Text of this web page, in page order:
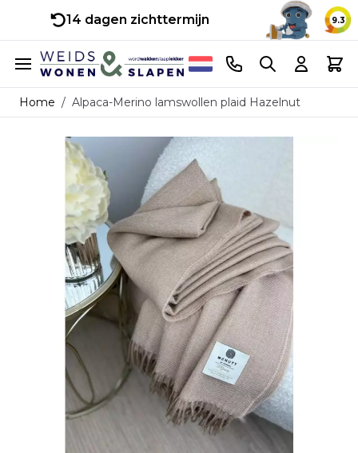
14 dagen zichttermijn 9.3
Ga naar de inhoud
Telefoonnummer
Search Cart
Home / Alpaca-Merino lamswollen plaid Hazelnut